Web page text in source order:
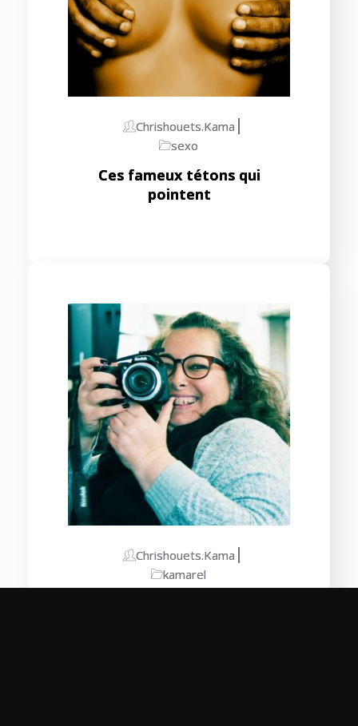
Chrishouets.kama
sexo
Ces fameux tétons qui
pointent
Chrishouets.kama
kamarel